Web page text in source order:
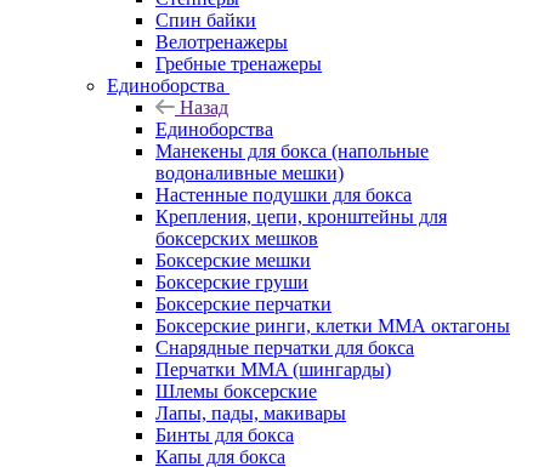
Спин байки
Велотренажеры
Гребные тренажеры
Единоборства
Назад
Единоборства
Манекены для бокса (напольные
водоналивные мешки)
Настенные подушки для бокса
Крепления, цепи, кронштейны для
боксерских мешков
Боксерские мешки
Боксерские груши
Боксерские перчатки
Боксерские ринги, клетки ММА октагоны
Снарядные перчатки для бокса
Перчатки MMA (шингарды)
Шлемы боксерские
Лапы, пады, макивары
Бинты для бокса
Капы для бокса